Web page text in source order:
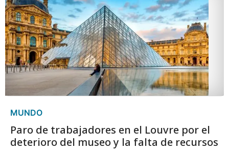
MUNDO
Paro de trabajadores en el Louvre por el
deterioro del museo y la falta de recursos